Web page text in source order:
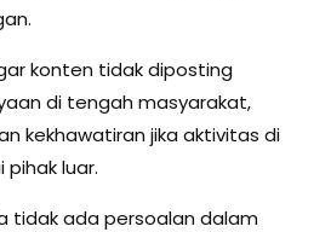
konten tidak diposting
di tengah masyarakat,
kekhawatiran jika aktivitas di
pihak luar.
tidak ada persoalan dalam